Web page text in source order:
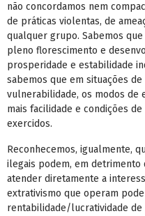
não concordamos nem
de práticas violentas, de
qualquer grupo. Sabemos
pleno florescimento e
prosperidade e estabilidade
sabemos que em situações
vulnerabilidade, os modos de
mais facilidade e condições
exercidos.
Reconhecemos, igualmente,
ilegais podem, em
atender diretamente a
extrativismo que operam
rentabilidade/lucratividade